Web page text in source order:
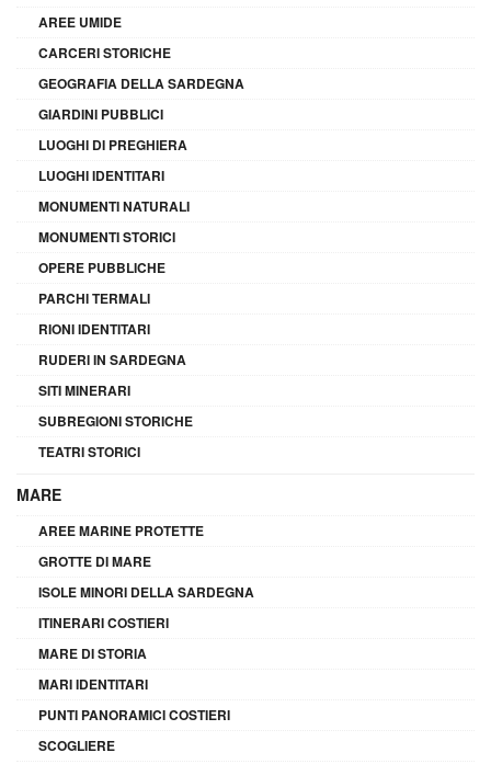
AREE UMIDE
CARCERI STORICHE
GEOGRAFIA DELLA SARDEGNA
GIARDINI PUBBLICI
LUOGHI DI PREGHIERA
LUOGHI IDENTITARI
MONUMENTI NATURALI
MONUMENTI STORICI
OPERE PUBBLICHE
PARCHI TERMALI
RIONI IDENTITARI
RUDERI IN SARDEGNA
SITI MINERARI
SUBREGIONI STORICHE
TEATRI STORICI
MARE
AREE MARINE PROTETTE
GROTTE DI MARE
ISOLE MINORI DELLA SARDEGNA
ITINERARI COSTIERI
MARE DI STORIA
MARI IDENTITARI
PUNTI PANORAMICI COSTIERI
SCOGLIERE